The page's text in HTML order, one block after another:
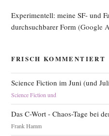
tion“
Experimentell: meine SF- und
durchsuchbarer Form(Google
FRISCH KOMMENTIERT
Science Fiction im Juni (und
Science Fiction und
Das C-Wort - Chaos-Tage bei
Frank Hamm